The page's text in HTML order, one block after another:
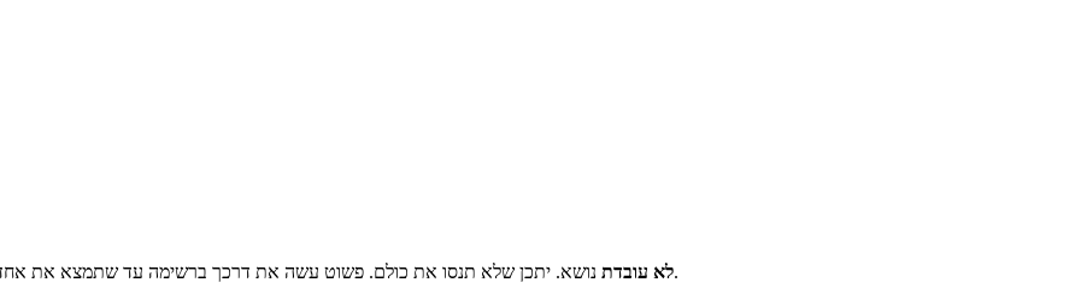
מצלמת MSI לא עובדתנושא. יתכן שלא תנסו את כולם. פשוט עשה את דרכך ברשימה עד שתמצא את אחד שעושה את הטריק.